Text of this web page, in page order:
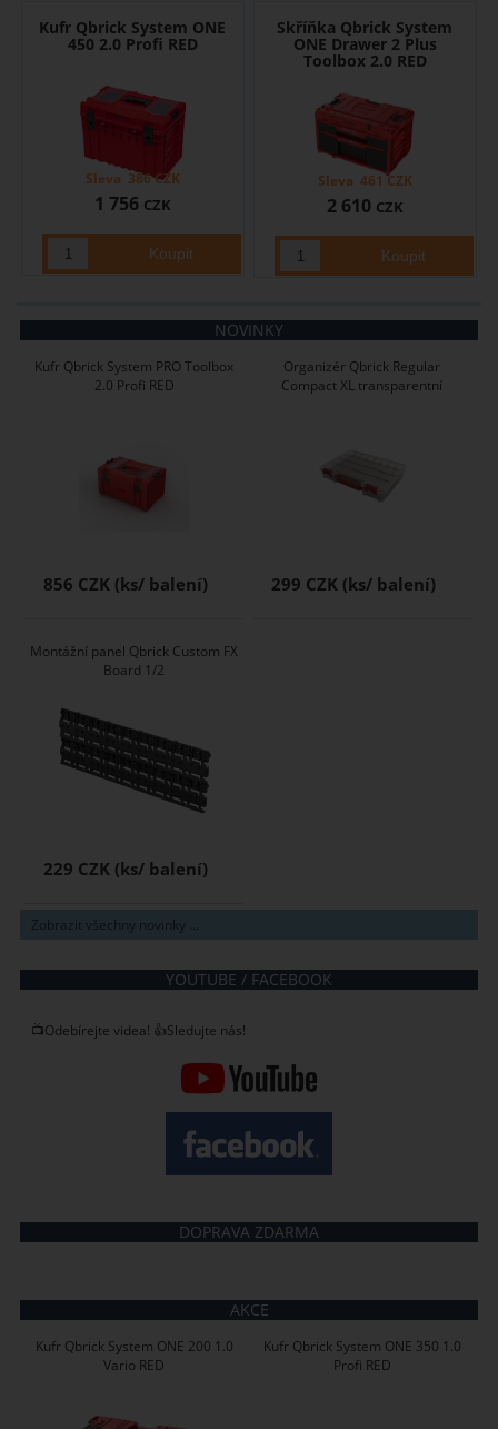
Kufr Qbrick System ONE
450 2.0 Profi RED
1 756 CZK
Sleva 386CZK
Skříňka Qbrick System
ONE Drawer 2 Plus
Toolbox 2.0 RED
2 610 CZK
Sleva 461CZK
NOVINKY
Kufr Qbrick System PRO Toolbox
2.0 Profi RED
856 CZK
Organizér Qbrick Regular
Compact XL transparentní
299 CZK
Montážní panel Qbrick Custom FX
Board 1/2
229 CZK
Zobrazit všechny novinky ...
YOUTUBE / FACEBOOK
📺Odebírejte videa! 👍Sledujte nás!
DOPRAVA ZDARMA
AKCE
Kufr Qbrick System ONE 200 1.0
Vario RED
Kufr Qbrick System ONE 350 1.0
Profi RED